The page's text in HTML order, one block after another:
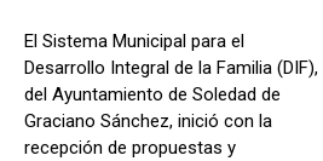
El Sistema Municipal para el
Desarrollo Integral de la Familia (DIF),
del Ayuntamiento de Soledad de
Graciano Sánchez, inició con la
recepción de propuestas y